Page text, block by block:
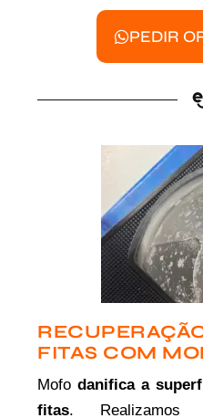
PEDIR
FITAS COM
Mofodanifica a
fitas. Realizamos